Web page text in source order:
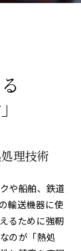
理技術
や船舶、鉄道
輸送機器に使
るために強靭
のが「熱処